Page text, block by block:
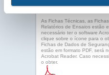
As Fichas Técnicas, as
Relatórios de Ensaios estão
necessário ter o software
clique sobre o ícone para o
Fichas de Dados de
estão em formato PDF, será
Acrobat Reader. Caso
o obter.